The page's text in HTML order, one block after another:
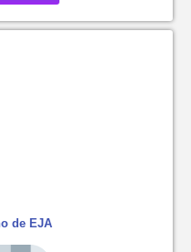
de EJA